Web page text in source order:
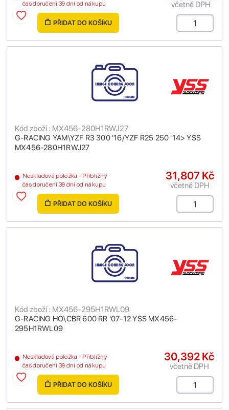
čas doručení 39 dní od nákupu
včetně DPH
PŘIDAT DO KOŠÍKU
G-RACING YAM\YZF R3 300 '16/YZF R25 250 '14> YSS
MX456-280H1RWJ27
Kód zboží : MX456-280H1RWJ27
Neskladová položka - Přibližný
čas doručení 39 dní od nákupu
31,807 Kč
včetně DPH
PŘIDAT DO KOŠÍKU
G-RACING HO\CBR 600 RR '07-12 YSS MX456-
295H1RWL09
Kód zboží : MX456-295H1RWL09
Neskladová položka - Přibližný
čas doručení 39 dní od nákupu
30,392 Kč
včetně DPH
PŘIDAT DO KOŠÍKU